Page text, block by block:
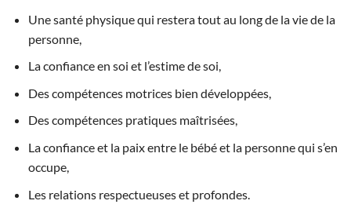
Une santé physique qui restera tout au long de la vie de la
personne,
La confiance en soi et l’estime de soi,
Des compétences motrices bien développées,
Des compétences pratiques maîtrisées,
La confiance et la paix entre le bébé et la personne qui s’en
occupe,
Les relations respectueuses et profondes.